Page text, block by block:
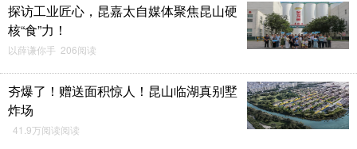
探访工业匠心，昆嘉太自媒体聚焦昆山硬
核“食”力！
以薛谦你手 206阅读
夯爆了！赠送面积惊人！昆山临湖真别墅
炸场
41.9万阅读阅读